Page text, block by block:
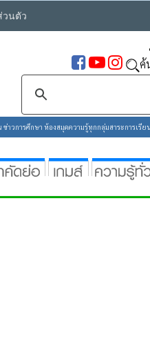
วนตัว
ค้
าวการศึกษา ห้องสมุดความรู้ทุกกลุ่มสาระการเรี